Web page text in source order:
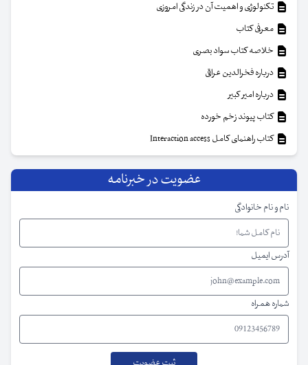
تکنولوژی و اهمیت آن در زندگی امروزی
معرفی کتاب
خلاصه کتاب سواد بصری
درباره فخرالدین عراقی
درباره امیر کبیر
کتاب پیوند زخم خورده
کتاب راهنمای کامل Interaction access
عضویت در خبرنامه
نام و نام خانوادگی
آدرس ایمیل
شماره همراه